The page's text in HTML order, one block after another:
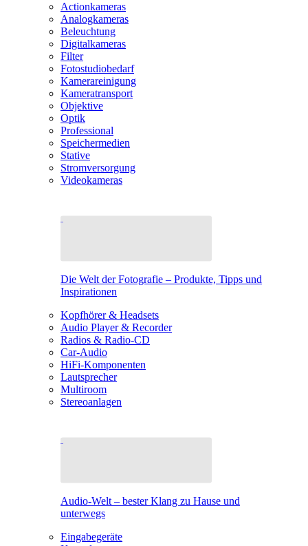
Actionkameras
Analogkameras
Beleuchtung
Digitalkameras
Filter
Fotostudiobedarf
Kamerareinigung
Kameratransport
Objektive
Optik
Professional
Speichermedien
Stative
Stromversorgung
Videokameras
Die Welt der Fotografie – Produkte, Tipps und
Inspirationen
Kopfhörer & Headsets
Audio Player & Recorder
Radios & Radio-CD
Car-Audio
HiFi-Komponenten
Lautsprecher
Multiroom
Stereoanlagen
Audio-Welt – bester Klang zu Hause und
unterwegs
Eingabegeräte